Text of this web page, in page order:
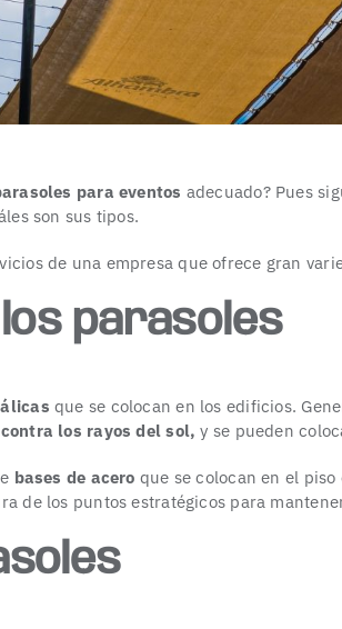
para eventos adecuado? Pues
son sus tipos.
de una empresa que ofrece gran
parasoles
que se colocan en los edificios.
los rayos del sol,y se pueden
bases de acero que se colocan en el
de los puntos estratégicos para